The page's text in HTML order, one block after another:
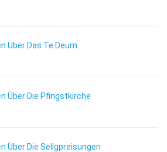
Über Das Te Deum
Über Die Pfingstkirche
Über Die Seligpreisungen